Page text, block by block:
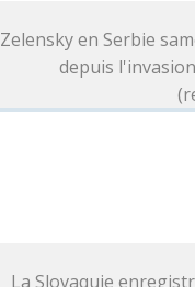
Zelensky en Serbie
depuis
La Slovaquie